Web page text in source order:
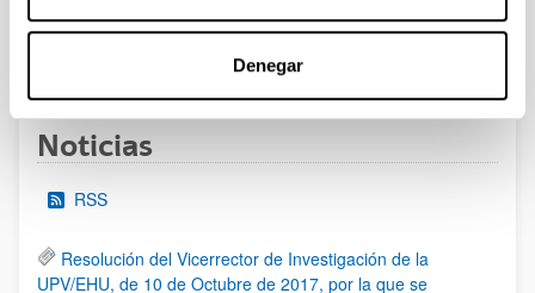
Denegar
PáginaPáginaPágina
3 ...Páginas intermedias Use TAB
Noticias
RSS
Resolución del Vicerrector de Investigación de la
UPV/EHU, de 10 de Octubre de 2017, por la que se